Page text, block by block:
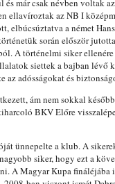
már csak névben voltak
ellavíroztak az NB I
elbúcsúztatva a német
során először
A történelmi siker
siettek a bajban lévő
adósságokat és
ám nem sokkal
BKV Előre
ünnepelte a klub. A
siker, hogy ezt a
A Magyar Kupa fináléjába